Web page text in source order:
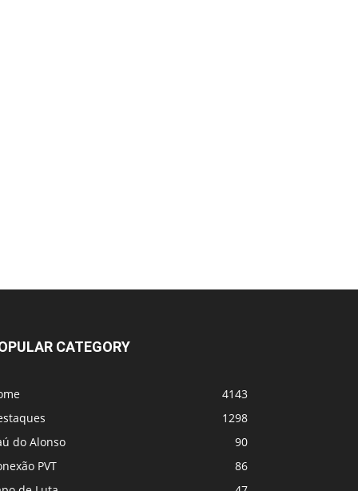
CATEGORY
4143
1298
do Alonso
90
PVT
86